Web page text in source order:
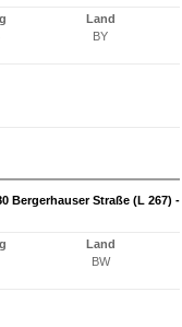
Land
BY
Bergerhauser Straße (L 267) -
Land
BW